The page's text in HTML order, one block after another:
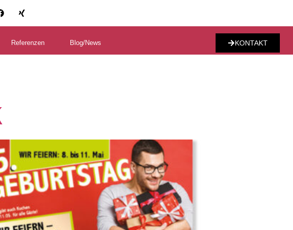
KONTAKT
Referenzen Blog/News